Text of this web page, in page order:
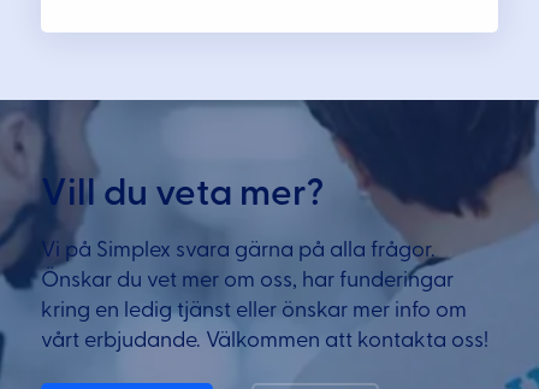
Vill du veta mer?
Vi på Simplex svara gärna på alla frågor.
Önskar du vet mer om oss, har funderingar
kring en ledig tjänst eller önskar mer info om
vårt erbjudande. Välkommen att kontakta oss!